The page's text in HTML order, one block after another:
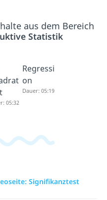
aus dem Bereich
Statistik
05:32
Regressi
on
Dauer: 05:19
Signifikanztest